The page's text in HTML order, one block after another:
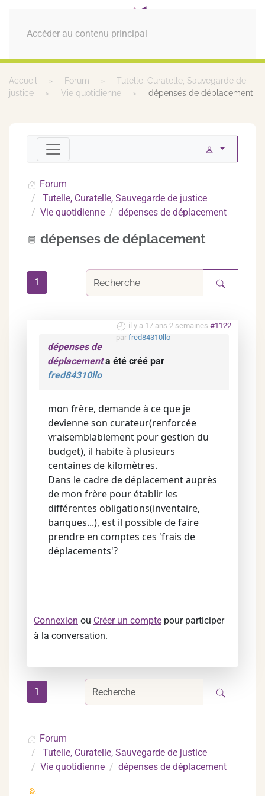
Accéder au contenu principal
MENU
Accueil Forum
Tutelle, Curatelle, Sauvegarde de
justice
Vie quotidienne dépenses de déplacement
Forum
Tutelle, Curatelle, Sauvegarde de justice
Vie quotidienne
dépenses de déplacement
dépenses de déplacement
1
il y a 17 ans 2 semaines #1122
par fred84310llo
dépenses de
déplacementa été créé par
fred84310llo
mon frère, demande à ce que je
devienne son curateur(renforcée
vraisemblablement pour gestion du
budget), il habite à plusieurs
centaines de kilomètres.
Dans le cadre de déplacement auprès
de mon frère pour établir les
différentes obligations(inventaire,
banques...), est il possible de faire
prendre en comptes ces 'frais de
déplacements'?
Connexion ou Créer un compte pour participer
à la conversation.
1
Forum
Tutelle, Curatelle, Sauvegarde de justice
Vie quotidienne
dépenses de déplacement